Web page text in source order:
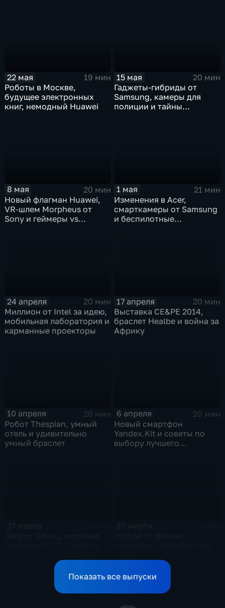
22 мая
19 мин
Роботы в Москве,
будущее электронных
книг, немодный Huawei
15 мая
20 мин
Гаджеты-гибриды от
Samsung, камеры для
полиции и тайны
8 мая
20 мин
Новый флагман Huawei,
VR-шлем Morpheus от
Sony и геймеры vs
1 мая
21 мин
Изменения в Acer,
смарткамеры от Samsung
и беспилотные
24 апреля
20 мин
Миллион от Intel за идею,
мобильная лаборатория и
карманные проекторы
17 апреля
20 мин
Выставка CE&PE 2014,
браслет Healbe и война за
Африку
10 апреля
20 мин
Робот Thespian, умный
отель и удивительно
умный браслет
6 апреля
20 мин
Новый смартфон
Yandex.Kit и советы по
выбору лучшего
Показать все выпуски